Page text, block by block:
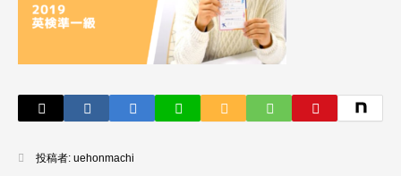
投稿者: uehonmachi